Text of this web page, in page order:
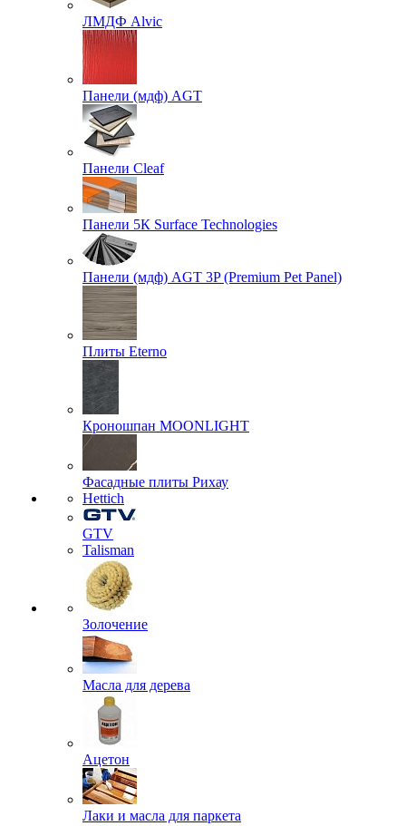
ЛМДФ Alvic
Панели (мдф) AGT
Панели Cleaf
Панели 5К Surface Technologies
Панели (мдф) AGT 3P (Premium Pet Panel)
Плиты Eterno
Кроношпан MOONLIGHT
Фасадные плиты Рихау
Hettich
GTV
Talisman
Золочение
Масла для дерева
Ацетон
Лаки и масла для паркета